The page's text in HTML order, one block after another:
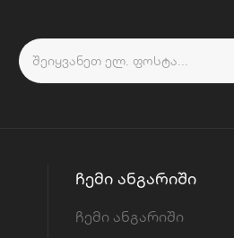
ᲩᲔᲛᲘ ᲐᲜᲒᲐᲠᲘᲨᲘ
ჩემი ანგარიში